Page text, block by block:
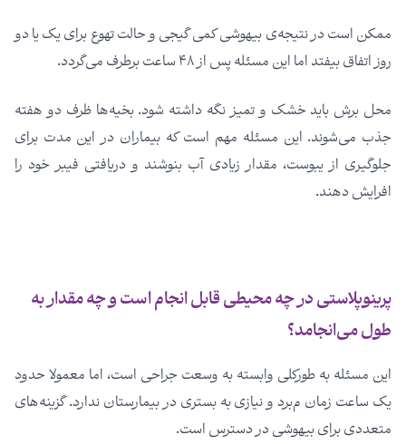
ممکن است در نتیجه‌ی بیهوشی کمی گیجی و حالت تهوع برای یک یا دو
روز اتفاق بیفتد اما این مسئله پس از ۴۸ ساعت برطرف می­‌گردد.
محل برش باید خشک و تمیز نگه داشته شود. بخیه‌ها ظرف دو هفته
جذب می­‌شوند. این مسئله مهم است که بیماران در این مدت برای
جلوگیری از یبوست، مقدار زیادی آب بنوشند و دریافتی فیبر خود را
افرایش دهند.
پرینوپلاستی در چه محیطی قابل انجام است و چه مقدار به
طول می­‌انجامد؟
این مسئله به طورکلی وابسته به وسعت جراحی است، اما معمولا حدود
یک ساعت زمان م‌­برد و نیازی به بستری در بیمارستان ندارد. گزینه‌های
متعددی برای بیهوشی در دسترس است.